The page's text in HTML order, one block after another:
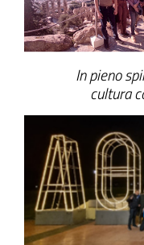
In pieno
cultura